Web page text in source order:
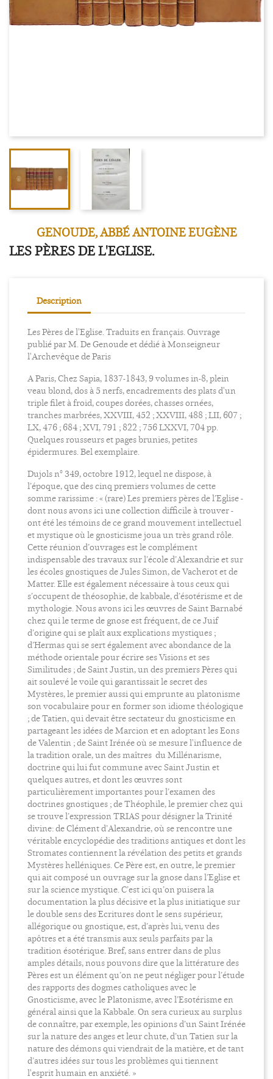
GENOUDE, ABBÉ ANTOINE EUGÈNE
LES PÈRES DE L'EGLISE.
Description
Les Pères de l'Eglise. Traduits en français. Ouvrage
publié par M. De Genoude et dédié à Monseigneur
l'Archevêque de Paris
A Paris, Chez Sapia, 1837-1843, 9 volumes in-8, plein
veau blond, dos à 5 nerfs, encadrements des plats d'un
triple filet à froid, coupes dorées, chasses ornées,
tranches marbrées, XXVIII, 452 ; XXVIII, 488 ; LII, 607 ;
LX, 476 ; 684 ; XVI, 791 ; 822 ; 756 LXXVI, 704 pp.
Quelques rousseurs et pages brunies, petites
épidermures. Bel exemplaire.
Dujols n° 349, octobre 1912, lequel ne dispose, à
l’époque, que des cinq premiers volumes de cette
somme rarissime : « (rare) Les premiers pères de l’Eglise -
dont nous avons ici une collection difficile à trouver -
ont été les témoins de ce grand mouvement intellectuel
et mystique où le gnosticisme joua un très grand rôle.
Cette réunion d’ouvrages est le complément
indispensable des travaux sur l’école d’Alexandrie et sur
les écoles gnostiques de Jules Simon, de Vacherot et de
Matter. Elle est également nécessaire à tous ceux qui
s’occupent de théosophie, de kabbale, d’ésotérisme et de
mythologie. Nous avons ici les œuvres de Saint Barnabé
chez qui le terme de gnose est fréquent, de ce Juif
d’origine qui se plaît aux explications mystiques ;
d’Hermas qui se sert également avec abondance de la
méthode orientale pour écrire ses Visions et ses
Similitudes ; de Saint Justin, un des premiers Pères qui
ait soulevé le voile qui garantissait le secret des
Mystères, le premier aussi qui emprunte au platonisme
son vocabulaire pour en former son idiome théologique
; de Tatien, qui devait être sectateur du gnosticisme en
partageant les idées de Marcion et en adoptant les Eons
de Valentin ; de Saint Irénée où se mesure l'influence de
la tradition orale, un des maîtres du Millénarisme,
doctrine qui lui fut commune avec Saint Justin et
quelques autres, et dont les œuvres sont
particulièrement importantes pour l’examen des
doctrines gnostiques ; de Théophile, le premier chez qui
se trouve l’expression TRIAS pour désigner la Trinité
divine: de Clément d’Alexandrie, où se rencontre une
véritable encyclopédie des traditions antiques et dont les
Stromates contiennent la révélation des petits et grands
Mystères helléniques. Ce Père est, en outre, le premier
qui ait composé un ouvrage sur la gnose dans l’Eglise et
sur la science mystique. C’est ici qu’on puisera la
documentation la plus décisive et la plus initiatique sur
le double sens des Ecritures dont le sens supérieur,
allégorique ou gnostique, est, d’après lui, venu des
apôtres et a été transmis aux seuls parfaits par la
tradition ésotérique. Bref, sans entrer dans de plus
amples détails, nous pouvons dire que la littérature des
Pères est un élément qu’on ne peut négliger pour l’étude
des rapports des dogmes catholiques avec le
Gnosticisme, avec le Platonisme, avec l’Esotérisme en
général ainsi que la Kabbale. On sera curieux au surplus
de connaître, par exemple, les opinions d’un Saint Irénée
sur la nature des anges et leur chute, d’un Tatien sur la
nature des démons qui viendrait de la matière, et de tant
d’autres idées sur tous les problèmes qui tiennent
l'esprit humain en anxiété. »